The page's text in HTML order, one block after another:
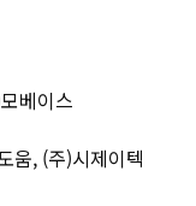
베이스
움, (주)시제이텍